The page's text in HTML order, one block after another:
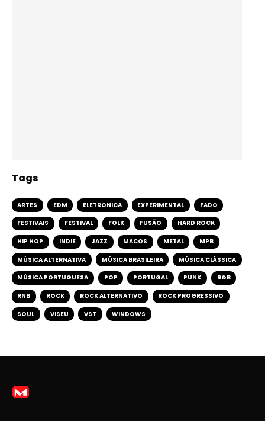
Tags
ARTES EDM ELETRONICA EXPERIMENTAL FADO
FESTIVAIS FESTIVAL FOLK FUSÃO HARD ROCK
HIP HOP INDIE JAZZ MACOS METAL MPB
MÚSICA ALTERNATIVA MÚSICA BRASILEIRA MÚSICA CLÁSSICA
MÚSICA PORTUGUESA POP PORTUGAL PUNK R&B
RNB ROCK ROCK ALTERNATIVO ROCK PROGRESSIVO
SOUL VISEU VST WINDOWS